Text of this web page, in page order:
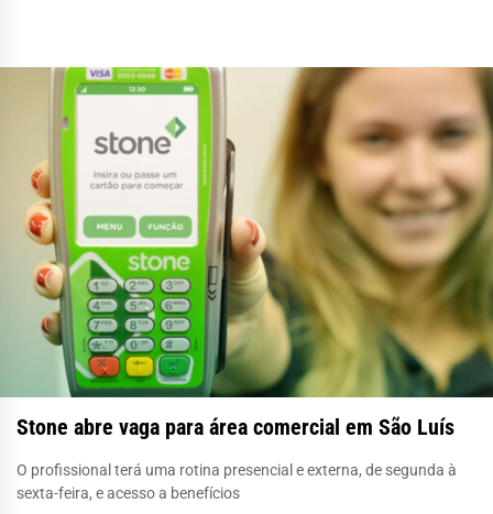
Stone abre vaga para área comercial em São Luís
O profissional terá uma rotina presencial e externa, de segunda à
sexta-feira, e acesso a benefícios